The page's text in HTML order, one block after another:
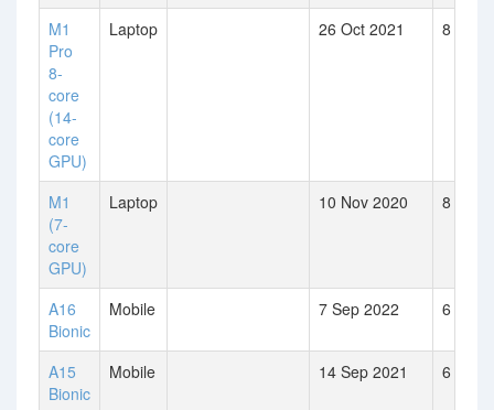
M1
Pro
8-
core
(14-
core
GPU)
Laptop 26 Oct 2021 8
M1
(7-
core
GPU)
Laptop 10 Nov 2020 8
A16
Bionic
Mobile 7 Sep 2022 6
A15
Bionic
Mobile 14 Sep 2021 6